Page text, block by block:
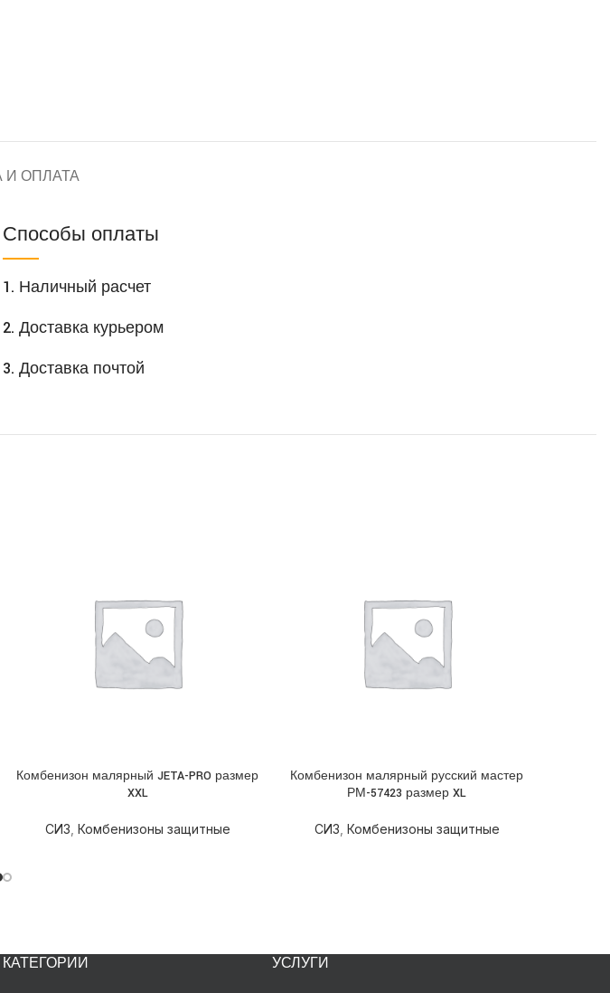
И ОПЛАТА
Способы оплаты
1. Наличный расчет
2. Доставка курьером
3. Доставка почтой
ПОДРОБНЕЕ
Комбенизон малярный JETA-PRO размер
XXL
СИЗ Комбенизоны защитные
ПОДРОБНЕЕ
Комбенизон малярный русский мастер
РМ-57423 размер XL
СИЗ Комбенизоны защитные
КАТЕГОРИИ УСЛУГИ